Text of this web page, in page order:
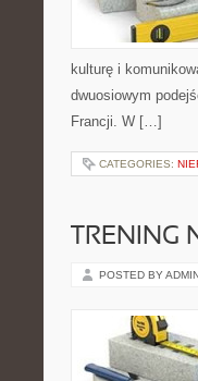
kulturę i
dwuosiowym
Francji. W […]
CATEGORIES:
TRENING
POSTED BY